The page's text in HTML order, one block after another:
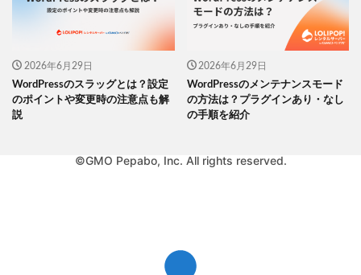
2026年6月29日
WordPressのスラッグとは？設定
のポイントや変更時の注意点も解
説
2026年6月29日
WordPressのメンテナンスモード
の方法は？プラグインあり・なし
の手順を紹介
©GMO Pepabo, Inc. All rights reserved.